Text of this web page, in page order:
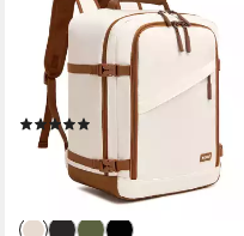
Rucksack Ryanair-
Kabinentasche –
Handgepäckrucksack, Maße
40 x 30 x 20 cm
32,29 € 89,99 €
lieferbar - in 3-4 Werktagen bei dir